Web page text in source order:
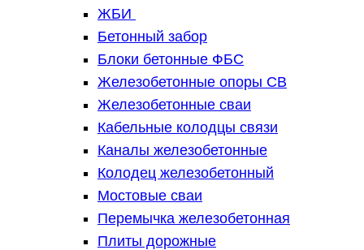
ЖБИ
Бетонный забор
Блоки бетонные ФБС
Железобетонные опоры СВ
Железобетонные сваи
Кабельные колодцы связи
Каналы железобетонные
Колодец железобетонный
Мостовые сваи
Перемычка железобетонная
Плиты дорожные